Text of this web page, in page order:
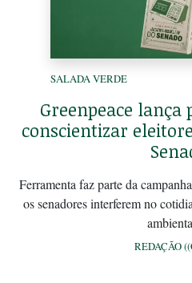
SALADA VERDE
Greenpeace
conscientizar
Ferramenta faz parte da
os senadores interferem no
REDAÇÃO